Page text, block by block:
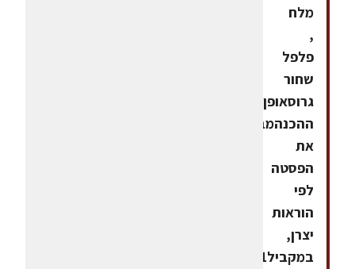
מלח
,
פלפל
שחור
גרוסאופן
ההכנהמבשלים
את
הפסטה
לפי
הוראות
יצרן,